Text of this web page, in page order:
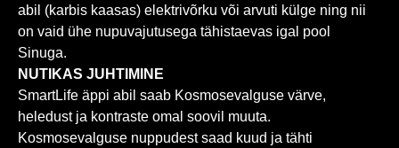
abil (karbis kaasas) elektrivõrku või arvuti külge ning nii
on vaid ühe nupuvajutusega tähistaevas igal pool
Sinuga.
NUTIKAS JUHTIMINE
SmartLife äppi abil saab Kosmosevalguse värve,
heledust ja kontraste omal soovil muuta.
Kosmosevalguse nuppudest saad kuud ja tähti